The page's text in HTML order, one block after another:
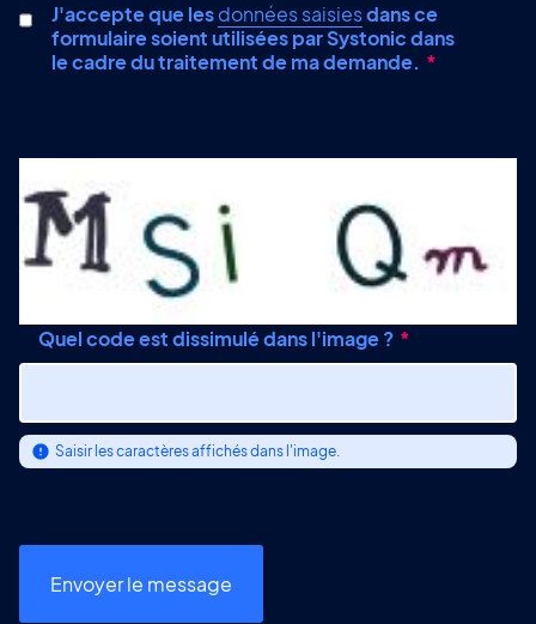
J'accepte que lesdonnées saisiesdans ce
formulaire soient utilisées par Systonic dans
le cadre du traitement de ma demande.
Quel code est dissimulé dans l'image ?
Saisir les caractères affichés dans l'image.